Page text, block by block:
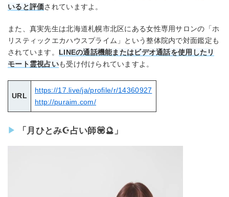
いると評価されていますよ。
また、真実先生は北海道札幌市北区にある女性専用サロンの「ホ
リスティックエカハウスプライム」という整体院内で対面鑑定も
されています。 LINEの通話機能またはビデオ通話を使用したリ
モート霊視占いも受け付けられていますよ。
URL
https://17.live/ja/profile/r/14360927
http://puraim.com/
「月ひとみ☪占い師💟🔮」